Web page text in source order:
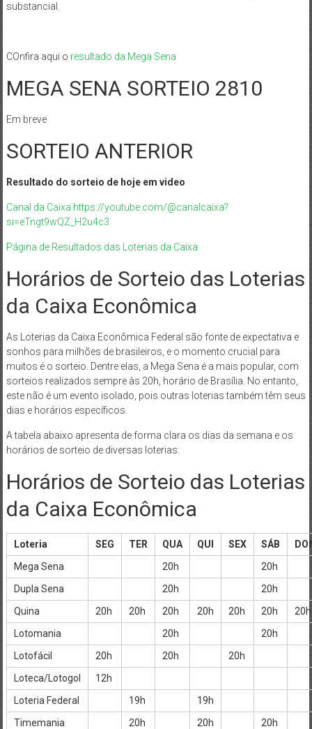
substancial.
COnfira aqui o resultado da Mega Sena
MEGA SENA SORTEIO 2810
Em breve
SORTEIO ANTERIOR
Resultado do sorteio de hoje em video
Canal da Caixa https://youtube.com/@canalcaixa?
si=eTngt9wQZ_H2u4c3
Página de Resultados das Loterias da Caixa
Horários de Sorteio das Loterias
da Caixa Econômica
As Loterias da Caixa Econômica Federal são fonte de expectativa e
sonhos para milhões de brasileiros, e o momento crucial para
muitos é o sorteio. Dentre elas, a Mega Sena é a mais popular, com
sorteios realizados sempre às 20h, horário de Brasília. No entanto,
este não é um evento isolado, pois outras loterias também têm seus
dias e horários específicos.
A tabela abaixo apresenta de forma clara os dias da semana e os
horários de sorteio de diversas loterias:
Horários de Sorteio das Loterias
da Caixa Econômica
Loteria SEG TER QUA QUI SEX SÁB
Mega Sena
20h
20h
Dupla Sena
20h
20h
Quina
20h 20h 20h 20h 20h 20h
20h
Lotomania
20h
20h
Lotofácil
20h 20h
20h
Loteca/Lotogol
12h
Loteria Federal
19h
19h
Timemania
20h 20h
20h